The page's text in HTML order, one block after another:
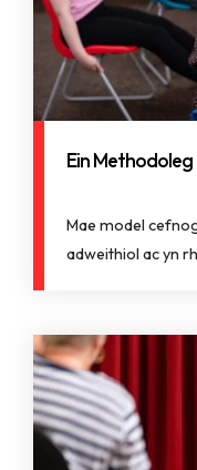
Ein Methodoleg
Mae model
adweithiol ac yn